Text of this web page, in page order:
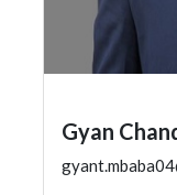
Gyan